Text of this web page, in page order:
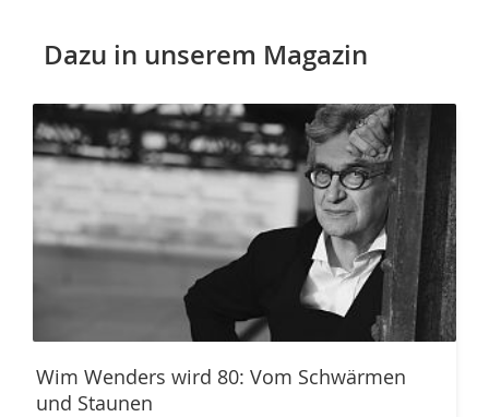
Dazu in unserem Magazin
Wim Wenders wird 80: Vom Schwärmen
und Staunen